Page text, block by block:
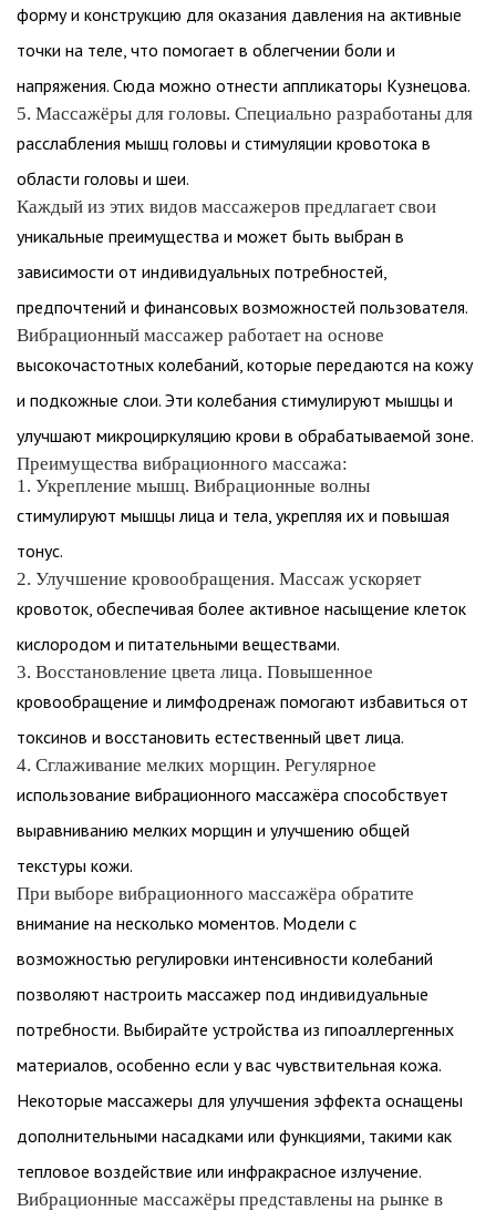
форму и конструкцию для оказания давления на активные
точки на теле, что помогает в облегчении боли и
напряжения. Сюда можно отнести аппликаторы Кузнецова.
5. Массажёры для головы. Специально разработаны для
расслабления мышц головы и стимуляции кровотока в
области головы и шеи.
Каждый из этих видов массажеров предлагает свои
уникальные преимущества и может быть выбран в
зависимости от индивидуальных потребностей,
предпочтений и финансовых возможностей пользователя.
Вибрационный массажер работает на основе
высокочастотных колебаний, которые передаются на кожу
и подкожные слои. Эти колебания стимулируют мышцы и
улучшают микроциркуляцию крови в обрабатываемой зоне.
Преимущества вибрационного массажа:
1. Укрепление мышц. Вибрационные волны
стимулируют мышцы лица и тела, укрепляя их и повышая
тонус.
2. Улучшение кровообращения. Массаж ускоряет
кровоток, обеспечивая более активное насыщение клеток
кислородом и питательными веществами.
3. Восстановление цвета лица. Повышенное
кровообращение и лимфодренаж помогают избавиться от
токсинов и восстановить естественный цвет лица.
4. Сглаживание мелких морщин. Регулярное
использование вибрационного массажёра способствует
выравниванию мелких морщин и улучшению общей
текстуры кожи.
При выборе вибрационного массажёра обратите
внимание на несколько моментов. Модели с
возможностью регулировки интенсивности колебаний
позволяют настроить массажер под индивидуальные
потребности. Выбирайте устройства из гипоаллергенных
материалов, особенно если у вас чувствительная кожа.
Некоторые массажеры для улучшения эффекта оснащены
дополнительными насадками или функциями, такими как
тепловое воздействие или инфракрасное излучение.
Вибрационные массажёры представлены на рынке в